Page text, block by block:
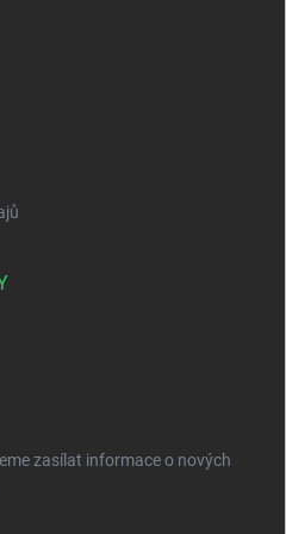
zasílat informace o nových